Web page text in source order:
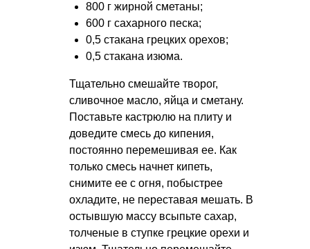
800 г жирной сметаны;
600 г сахарного песка;
0,5 стакана грецких орехов;
0,5 стакана изюма.
Тщательно смешайте творог,
сливочное масло, яйца и сметану.
Поставьте кастрюлю на плиту и
доведите смесь до кипения,
постоянно перемешивая ее. Как
только смесь начнет кипеть,
снимите ее с огня, побыстрее
охладите, не переставая мешать. В
остывшую массу всыпьте сахар,
толченые в ступке грецкие орехи и